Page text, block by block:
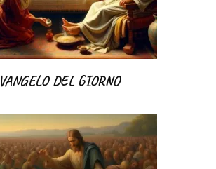
VANGELO DEL GIORNO